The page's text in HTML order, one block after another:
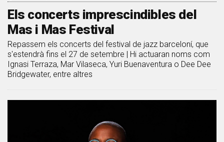
Els concerts imprescindibles del
Mas i Mas Festival
Repassem els concerts del festival de jazz barceloní, que
s'estendrà fins el 27 de setembre | Hi actuaran noms com
Ignasi Terraza, Mar Vilaseca, Yuri Buenaventura o Dee Dee
Bridgewater, entre altres